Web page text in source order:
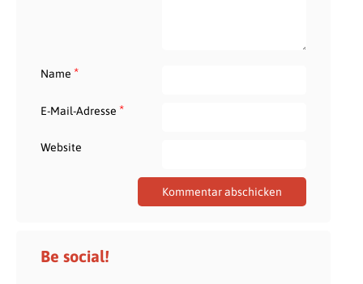
Name *
E-Mail-Adresse *
Website
Be social!